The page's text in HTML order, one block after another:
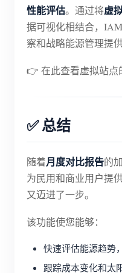
性能评估。通过将虚
据可视化相结合，
察和战略能源管理提
👉 在此查看虚拟站点
✅ 总结
随着月度对比报告的
为民用和商业用户提
又迈进了一步。
该功能使您能够：
快速评估能源趋势，
跟踪成本变化和太